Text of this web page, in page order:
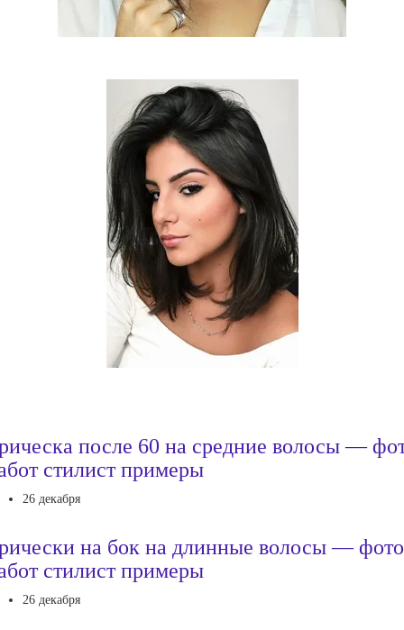
после 60 на средние волосы —
стилист примеры
26 декабря
на бок на длинные волосы — фото
стилист примеры
26 декабря